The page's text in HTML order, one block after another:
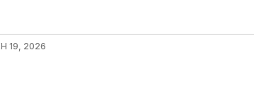
19, 2026